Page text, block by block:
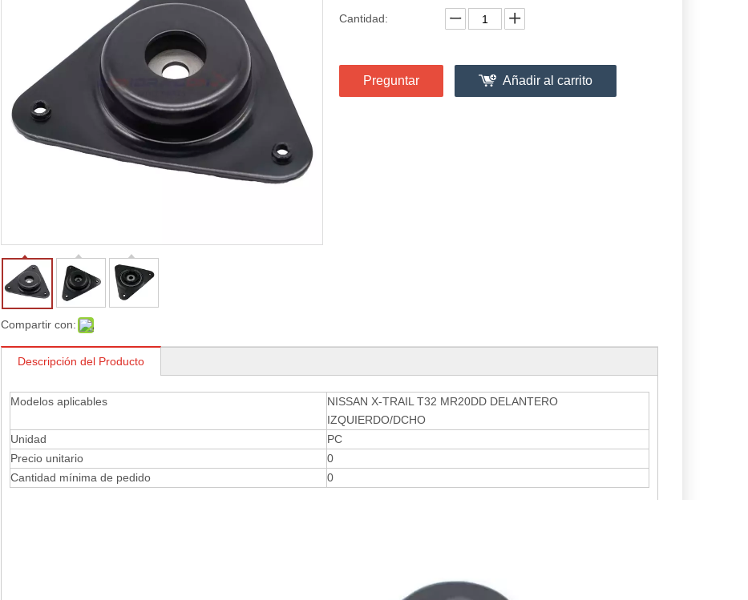
Compartir con:
Cantidad:
Preguntar Añadir al carrito
Descripción del Producto
Modelos aplicables
NISSAN X-TRAIL T32 MR20DD DELANTERO
IZQUIERDO/DCHO
Unidad
PC
Precio unitario
0
Cantidad mínima de pedido
0